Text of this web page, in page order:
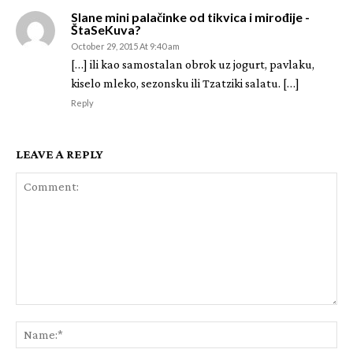
Slane mini palačinke od tikvica i mirođije -
ŠtaSeKuva?
October 29, 2015 At 9:40 am
[…] ili kao samostalan obrok uz jogurt, pavlaku,
kiselo mleko, sezonsku ili Tzatziki salatu. […]
Reply
LEAVE A REPLY